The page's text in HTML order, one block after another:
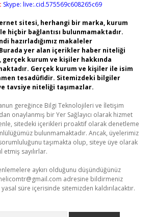
Skype: live:.cid.575569c608265c69
sitesi, herhangi bir marka, kurum
hiçbir bağlantısı bulunmamaktadır.
hazırladığımız makaleler
yer alan içerikler haber niteliği
gerçek kurum ve kişiler hakkında
Gerçek kurum ve kişiler ile isim
tesadüfidir. Sitemizdeki bilgiler
tavsiye niteliği taşımazlar.
gereğince Bilgi Teknolojileri ve İletişim
onaylanmış bir Yer Sağlayıcı olarak hizmet
sitedeki içerikleri proaktif olarak denetleme
bulunmamaktadır. Ancak, üyelerimiz
taşımakta olup, siteye üye olarak
sayılırlar.
aykırı olduğunu düşündüğünüz
adresine bildirmeniz
süre içerisinde sitemizden kaldırılacaktır.